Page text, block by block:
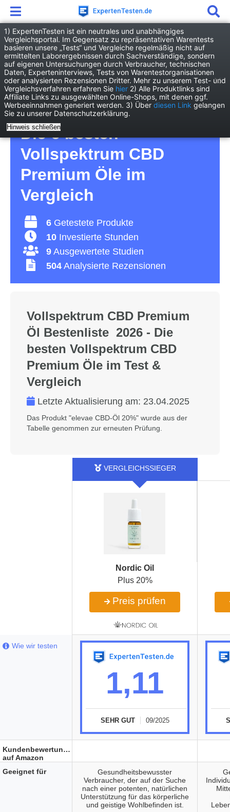
Drogerie
Nahrungsergänzung
Vollspektrum CBD Premium Öl
Vollspektrum CBD
Premium Öl Test 2026 •
Die 6 besten
Vollspektrum CBD
Premium Öle im
Vergleich
6 Getestete Produkte
10 Investierte Stunden
9 Ausgewertete Studien
504 Analysierte Rezensionen
Vollspektrum CBD Premium
Öl Bestenliste 2026 - Die
besten Vollspektrum CBD
Premium Öle im Test &
Vergleich
Letzte Aktualisierung am: 23.04.2025
Das Produkt "elevae CBD-Öl 20%" wurde aus der
Tabelle genommen zur erneuten Prüfung.
Nordic Oil
Plus 20%
Preis prüfen
1,11
SEHR GUT 09/2025
Gesundheitsbewusster
Verbraucher, der auf der Suche
nach einer potenten, natürlichen
Unterstützung für das körperliche
und geistige Wohlbefinden ist.
Wie wir testen
Kundenbewertungen
auf Amazon
Geeignet für
1) ExpertenTesten ist ein neutrales und unabhängiges
Vergleichsportal. Im Gegensatz zu repräsentativen Warentests
basieren unsere „Tests“ und Vergleiche regelmäßig nicht auf
ermittelten Laborergebnissen durch Sachverständige, sondern
auf eigenen Untersuchungen durch Verbraucher, technischen
Daten, Experteninterviews, Tests von Warentestorganisationen
oder analysierten Rezensionen Dritter. Mehr zu unserem Test- und
Vergleichsverfahren erfahren Sie hier 2) Alle Produktlinks sind
Affiliate Links zu ausgewählten Online-Shops, mit denen ggf.
Werbeeinnahmen generiert werden. 3) Über diesen Link gelangen
Sie zu unserer Datenschutzerklärung.
Hinweis schließen